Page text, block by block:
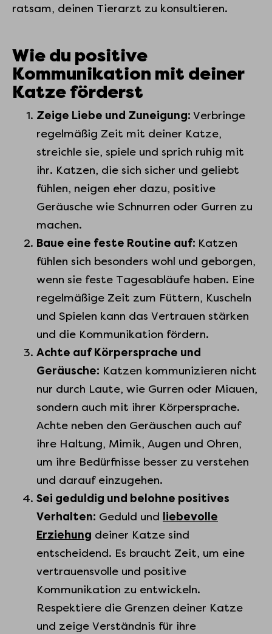
ratsam, deinen Tierarzt zu konsultieren.
Wie du positive
Kommunikation mit deiner
Katze förderst
Zeige Liebe und Zuneigung: Verbringe
regelmäßig Zeit mit deiner Katze,
streichle sie, spiele und sprich ruhig mit
ihr. Katzen, die sich sicher und geliebt
fühlen, neigen eher dazu, positive
Geräusche wie Schnurren oder Gurren zu
machen.
Baue eine feste Routine auf: Katzen
fühlen sich besonders wohl und geborgen,
wenn sie feste Tagesabläufe haben. Eine
regelmäßige Zeit zum Füttern, Kuscheln
und Spielen kann das Vertrauen stärken
und die Kommunikation fördern.
Achte auf Körpersprache und
Geräusche: Katzen kommunizieren nicht
nur durch Laute, wie Gurren oder Miauen,
sondern auch mit ihrer Körpersprache.
Achte neben den Geräuschen auch auf
ihre Haltung, Mimik, Augen und Ohren,
um ihre Bedürfnisse besser zu verstehen
und darauf einzugehen.
Sei geduldig und belohne positives
Verhalten: Geduld und liebevolle
Erziehung deiner Katze sind
entscheidend. Es braucht Zeit, um eine
vertrauensvolle und positive
Kommunikation zu entwickeln.
Respektiere die Grenzen deiner Katze
und zeige Verständnis für ihre